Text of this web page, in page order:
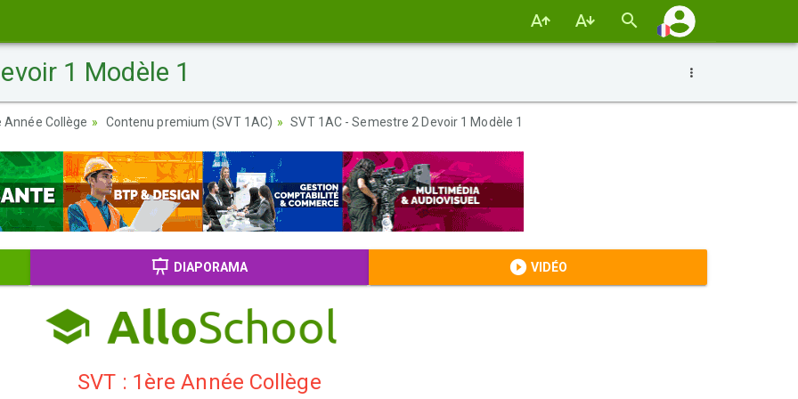
1 Modèle 1
Collège Contenu premium (SVT 1AC) SVT 1AC - Semestre 2 Devoir 1 Modèle 1
DIAPORAMA VIDÉO
SVT : 1ère Année Collège